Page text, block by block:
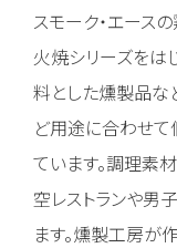
スモーク・エース
火焼シリーズをは
料とした燻製品な
ど用途に合わせ
ています。調理素
空レストランや男
ます。燻製工房